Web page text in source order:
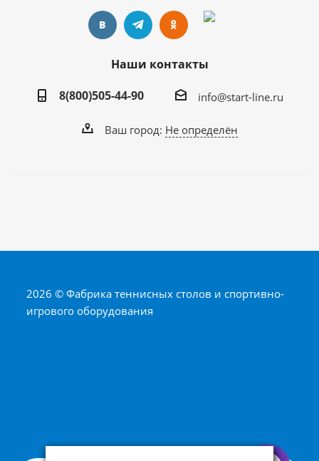
Наши контакты
8(800)505-44-90
info@start-line.ru
Ваш город: Не определён
2026 © Фабрика теннисных столов и спортивно-
игрового оборудования